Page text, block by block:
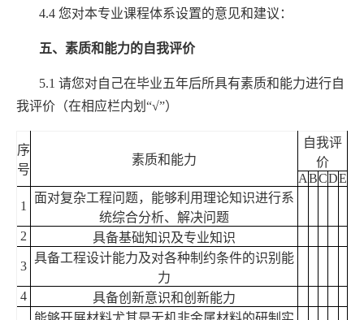
4.4 您对本专业课程体系设置的意见和建议：
五、素质和能力的自我评价
5.1 请您对自己在毕业五年后所具有素质和能力进行自
我评价（在相应栏内划 “√”）
序
号
素质和能力
自我评
价
ABCDE
1
面对复杂工程问题，能够利用理论知识进行系
统综合分析、解决问题
2
具备基础知识及专业知识
3
具备工程设计能力及对各种制约条件的识别能
力
4
具备创新意识和创新能力